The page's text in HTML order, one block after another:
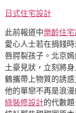
日式住宅設計
此前報道中樂齡住
愛心人士若在捐錢
唇腭裂孩子。北京
土豪見狀，立刻將
鶴攜帶上物質的誘
他的單戀不再是浪
綠裝修設計的代數